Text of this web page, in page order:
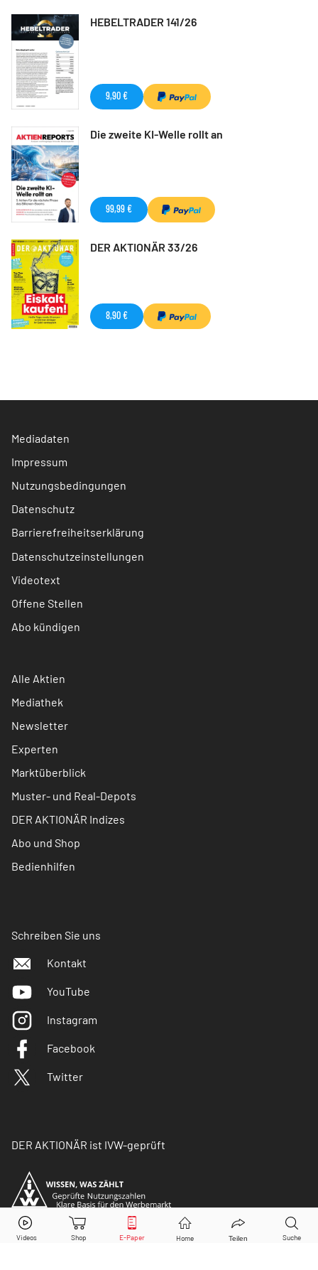
HEBELTRADER 141/26
9,90 €
Die zweite KI-Welle rollt an
99,99 €
DER AKTIONÄR 33/26
8,90 €
Mediadaten
Impressum
Nutzungsbedingungen
Datenschutz
Barrierefreiheitserklärung
Datenschutzeinstellungen
Videotext
Offene Stellen
Abo kündigen
Alle Aktien
Mediathek
Newsletter
Experten
Marktüberblick
Muster- und Real-Depots
DER AKTIONÄR Indizes
Abo und Shop
Bedienhilfen
Schreiben Sie uns
Kontakt
YouTube
Instagram
Facebook
Twitter
DER AKTIONÄR ist IVW-geprüft